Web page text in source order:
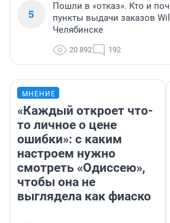
5
Пошли в «отказ». Кто и
пункты выдачи заказов
Челябинске
20 892 192
МНЕНИЕ
«Каждый откроет что-
то личное о цене
ошибки»: с каким
настроем нужно
смотреть «Одиссею»,
чтобы она не
выглядела как фиаско